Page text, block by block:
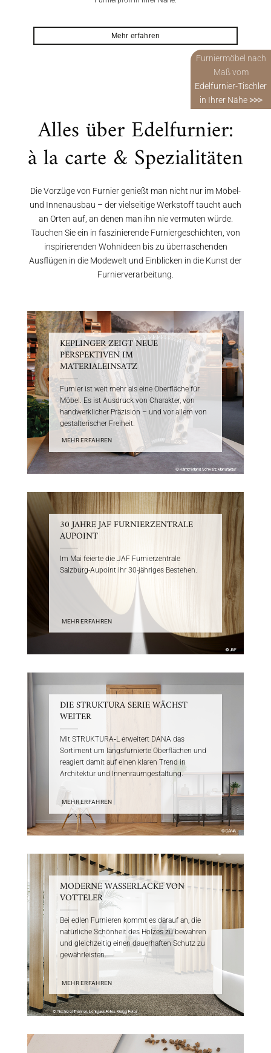
Mehr erfahren
Alles über Edelfurnier:
à la carte & Spezialitäten
Die Vorzüge von Furnier genießt man nicht nur im Möbel-
und Innenausbau – der vielseitige Werkstoff taucht auch
an Orten auf, an denen man ihn nie vermuten würde.
Tauchen Sie ein in faszinierende Furniergeschichten, von
inspirierenden Wohnideen bis zu überraschenden
Ausflügen in die Modewelt und Einblicken in die Kunst der
Furnierverarbeitung.
KEPLINGER ZEIGT NEUE
PERSPEKTIVEN IM
MATERIALEINSATZ
Furnier ist weit mehr als eine Oberfläche für
Möbel. Es ist Ausdruck von Charakter, von
handwerklicher Präzision – und vor allem von
gestalterischer Freiheit.
MEHR ERFAHREN
30 JAHRE JAF FURNIERZENTRALE
AUPOINT
Im Mai feierte die JAF Furnierzentrale
Salzburg-Aupoint ihr 30-jähriges Bestehen.
MEHR ERFAHREN
DIE STRUKTURA SERIE WÄCHST
WEITER
Mit STRUKTURA‑L erweitert DANA das
Sortiment um längsfurnierte Oberflächen und
reagiert damit auf einen klaren Trend in
Architektur und Innenraumgestaltung.
MEHR ERFAHREN
MODERNE WASSERLACKE VON
VOTTELER
Bei edlen Furnieren kommt es darauf an, die
natürliche Schönheit des Holzes zu bewahren
und gleichzeitig einen dauerhaften Schutz zu
gewährleisten.
MEHR ERFAHREN
Furniermöbel nach
Maß vom
Edelfurnier-Tischler
in Ihrer Nähe >>>